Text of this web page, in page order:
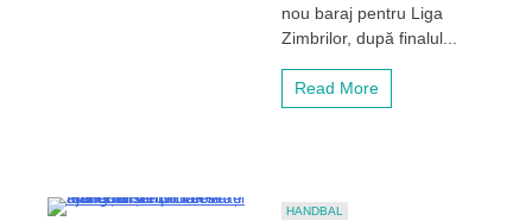
nou baraj pentru Liga
Zimbrilor, după finalul...
Read More
HANDBAL